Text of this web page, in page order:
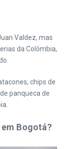
Valdez, mas
da Colômbia,
chips de
panqueca de
Bogotá?